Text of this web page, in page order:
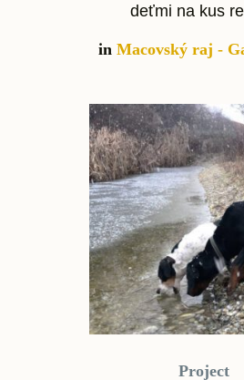
deťmi na kus
in Macovský raj -
Project